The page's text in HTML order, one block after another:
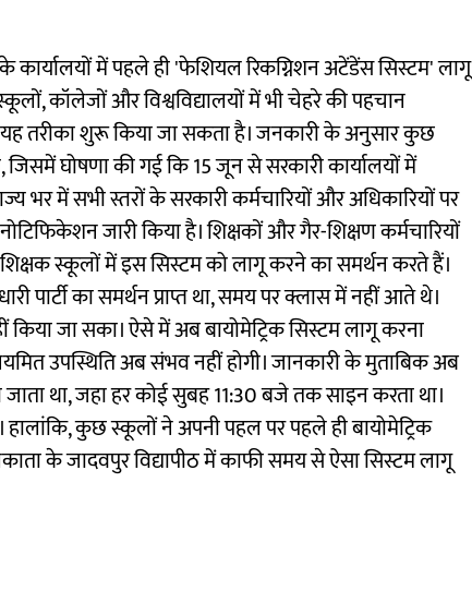
के कार्यालयों में पहले ही 'फेशियल रिकग्निशन अटेंडेंस सिस्टम' लागू
कॉलेजों और विश्वविद्यालयों में भी चेहरे की पहचान
तरीका शुरू किया जा सकता है। जनकारी के अनुसार कुछ
घोषणा की गई कि 15 जून से सरकारी कार्यालयों में
भर में सभी स्तरों के सरकारी कर्मचारियों और अधिकारियों पर
जारी किया है। शिक्षकों और गैर-शिक्षण कर्मचारियों
स्कूलों में इस सिस्टम को लागू करने का समर्थन करते हैं।
पार्टी का समर्थन प्राप्त था, समय पर क्लास में नहीं आते थे।
जा सका। ऐसे में अब बायोमेट्रिक सिस्टम लागू करना
उपस्थिति अब संभव नहीं होगी। जानकारी के मुताबिक अब
था, जहा हर कोई सुबह 11:30 बजे तक साइन करता था।
कुछ स्कूलों ने अपनी पहल पर पहले ही बायोमेट्रिक
के जादवपुर विद्यापीठ में काफी समय से ऐसा सिस्टम लागू